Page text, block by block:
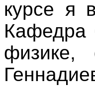
курсе я
Кафедра
физике,